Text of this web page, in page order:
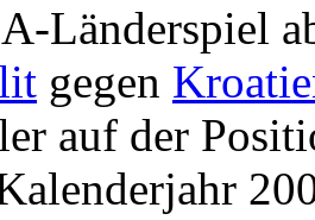
A-Länderspiel
gegen
auf der